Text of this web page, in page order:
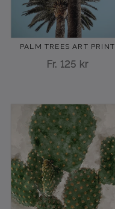
PALM TREES ART PRINT
Fr. 125 kr